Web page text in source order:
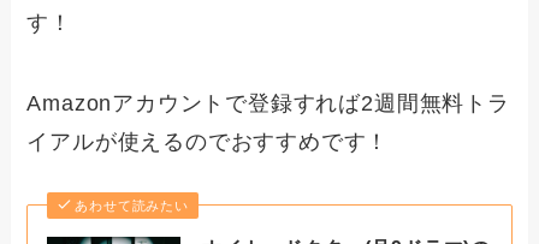
す！
Amazonアカウントで登録すれば2週間無料トラ
イアルが使えるのでおすすめです！
あわせて読みたい